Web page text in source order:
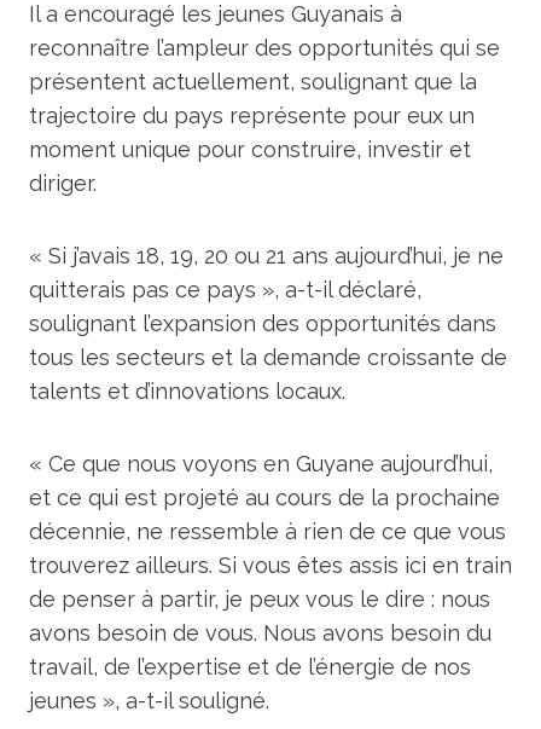
Il a encouragé les jeunes Guyanais à
reconnaître l’ampleur des opportunités qui se
présentent actuellement, soulignant que la
trajectoire du pays représente pour eux un
moment unique pour construire, investir et
diriger.
« Si j’avais 18, 19, 20 ou 21 ans aujourd’hui, je ne
quitterais pas ce pays », a-t-il déclaré,
soulignant l’expansion des opportunités dans
tous les secteurs et la demande croissante de
talents et d’innovations locaux.
« Ce que nous voyons en Guyane aujourd’hui,
et ce qui est projeté au cours de la prochaine
décennie, ne ressemble à rien de ce que vous
trouverez ailleurs. Si vous êtes assis ici en train
de penser à partir, je peux vous le dire : nous
avons besoin de vous. Nous avons besoin du
travail, de l’expertise et de l’énergie de nos
jeunes », a-t-il souligné.